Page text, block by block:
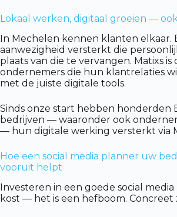
Lokaal werken, digitaal groeien —
In Mechelen kennen klanten elkaar.
aanwezigheid versterkt die
plaats van die te vervangen. Matixs
ondernemers die hun klantrelaties
met de juiste digitale tools.
Sinds onze start hebben honderden
bedrijven — waaronder ook
— hun digitale werking versterkt via
Hoe een social media planner uw
vooruit helpt
Investeren in een goede social
kost — het is een hefboom. Concreet